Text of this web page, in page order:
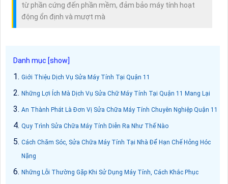
từ phần cứng đến phần mềm, đảm bảo máy tính hoạt
động ổn định và mượt mà
Giới Thiệu Dịch Vụ Sửa Máy Tính Tại Quận 11
Những Lợi Ích Mà Dịch Vụ Sửa Chữ Máy Tính Tại Quận 11 Mang Lại
An Thành Phát Là Đơn Vị Sửa Chữa Máy Tính Chuyên Nghiệp Quận 11
Quy Trình Sửa Chữa Máy Tính Diễn Ra Như Thế Nào
Cách Chăm Sóc, Sửa Chữa Máy Tính Tại Nhà Để Hạn Chế Hỏng Hóc
Nặng
Những Lỗi Thường Gặp Khi Sử Dụng Máy Tính, Cách Khắc Phục